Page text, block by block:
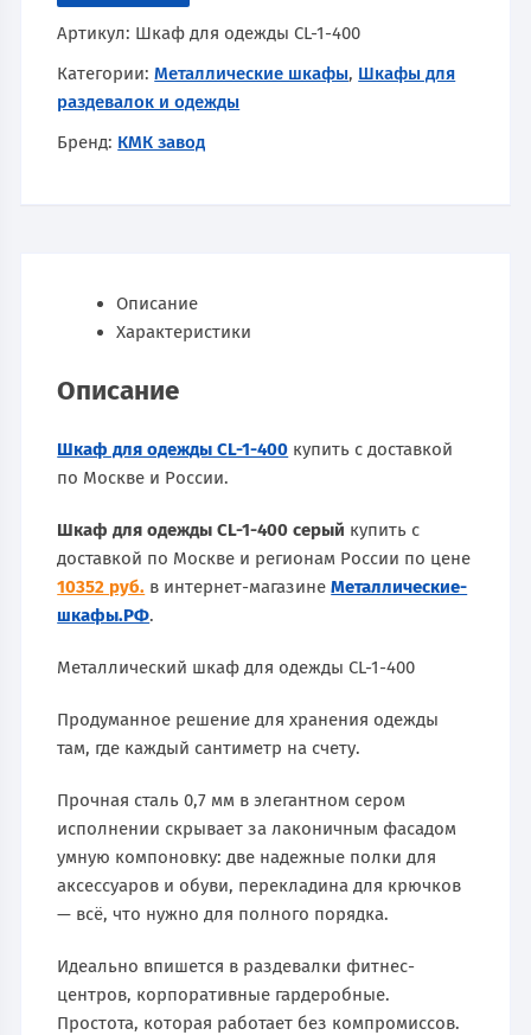
Артикул: Шкаф для одежды CL-1-400
Категории:Металлические шкафы, Шкафы для
раздевалок и одежды
Бренд: КМК завод
Описание
Характеристики
Описание
Шкаф для одежды CL-1-400 купить с доставкой
по Москве и России.
Шкаф для одежды CL-1-400 серый купить с
доставкой по Москве и регионам России по цене
10352 руб. в интернет-магазинеМеталлические-
шкафы.РФ.
Металлический шкаф для одежды CL-1-400
Продуманное решение для хранения одежды
там, где каждый сантиметр на счету.
Прочная сталь 0,7 мм в элегантном сером
исполнении скрывает за лаконичным фасадом
умную компоновку: две надежные полки для
аксессуаров и обуви, перекладина для крючков
— всё, что нужно для полного порядка.
Идеально впишется в раздевалки фитнес-
центров, корпоративные гардеробные.
Простота, которая работает без компромиссов.